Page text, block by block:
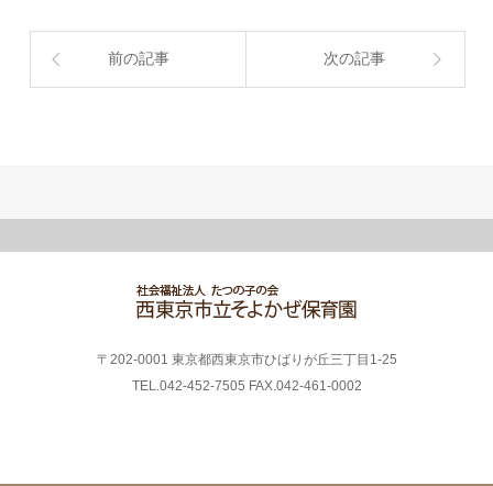
前の記事 次の記事
〒202-0001 東京都西東京市ひばりが丘三丁目1-25
TEL.042-452-7505 FAX.042-461-0002